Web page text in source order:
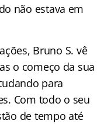
não estava em
Bruno S. vê
o começo da sua
para
Com todo o seu
de tempo até